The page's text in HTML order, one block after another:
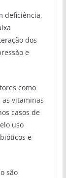
deficiência,
dos
e
como
vitaminas
casos de
uso
e
são